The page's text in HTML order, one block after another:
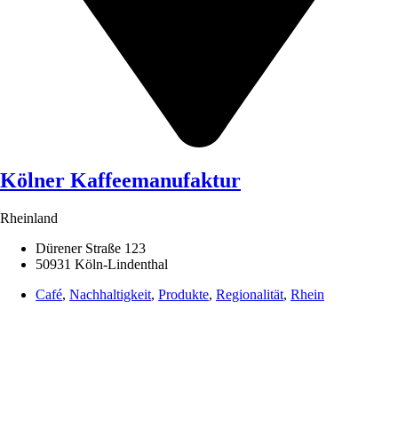
Kölner Kaffeemanufaktur
Rheinland
Dürener Straße 123
50931 Köln-Lindenthal
Café, Nachhaltigkeit, Produkte, Regionalität, Rhein